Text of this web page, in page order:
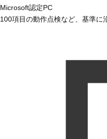
Microsoft認定PC
100項目の動作点検など、基準に